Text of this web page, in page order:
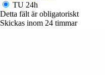
TU 24h
Detta fält är obligatoriskt
Skickas inom 24 timmar